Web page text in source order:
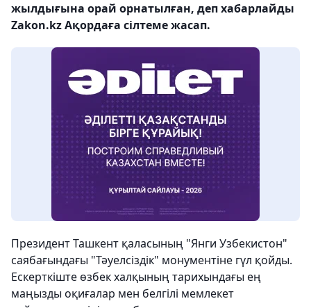
жылдығына орай орнатылған, деп хабарлайды
Zakon.kz Ақордаға сілтеме жасап.
Президент Ташкент қаласының "Янги Узбекистон"
саябағындағы "Тәуелсіздік" монументіне гүл қойды.
Ескерткіште өзбек халқының тарихындағы ең
маңызды оқиғалар мен белгілі мемлекет